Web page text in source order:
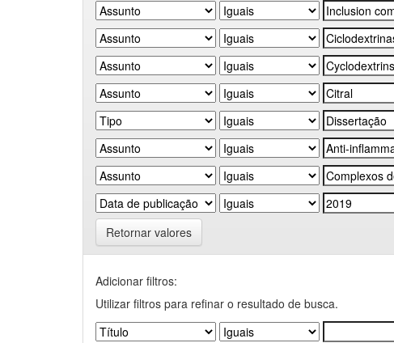
Retornar valores
Adicionar filtros:
Utilizar filtros para refinar o resultado de busca.